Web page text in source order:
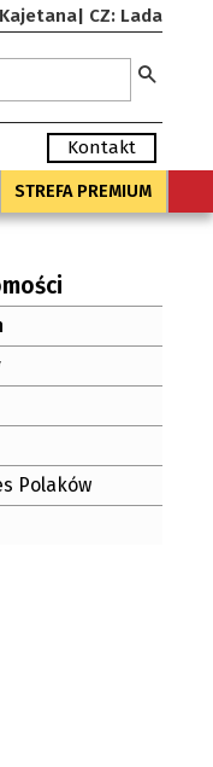
CZ: Lada
Kontakt
STREFA PREMIUM
Polaków